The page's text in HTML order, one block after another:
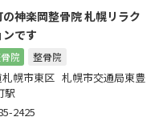
神楽岡整骨院 札幌リラク
です
院 整骨院
札幌市東区 札幌市交通局東豊
駅
2425